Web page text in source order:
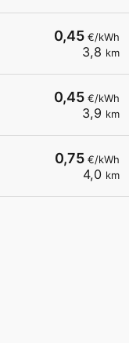
0,45 €/kWh
3,8 km
0,45 €/kWh
3,9 km
0,75 €/kWh
4,0 km